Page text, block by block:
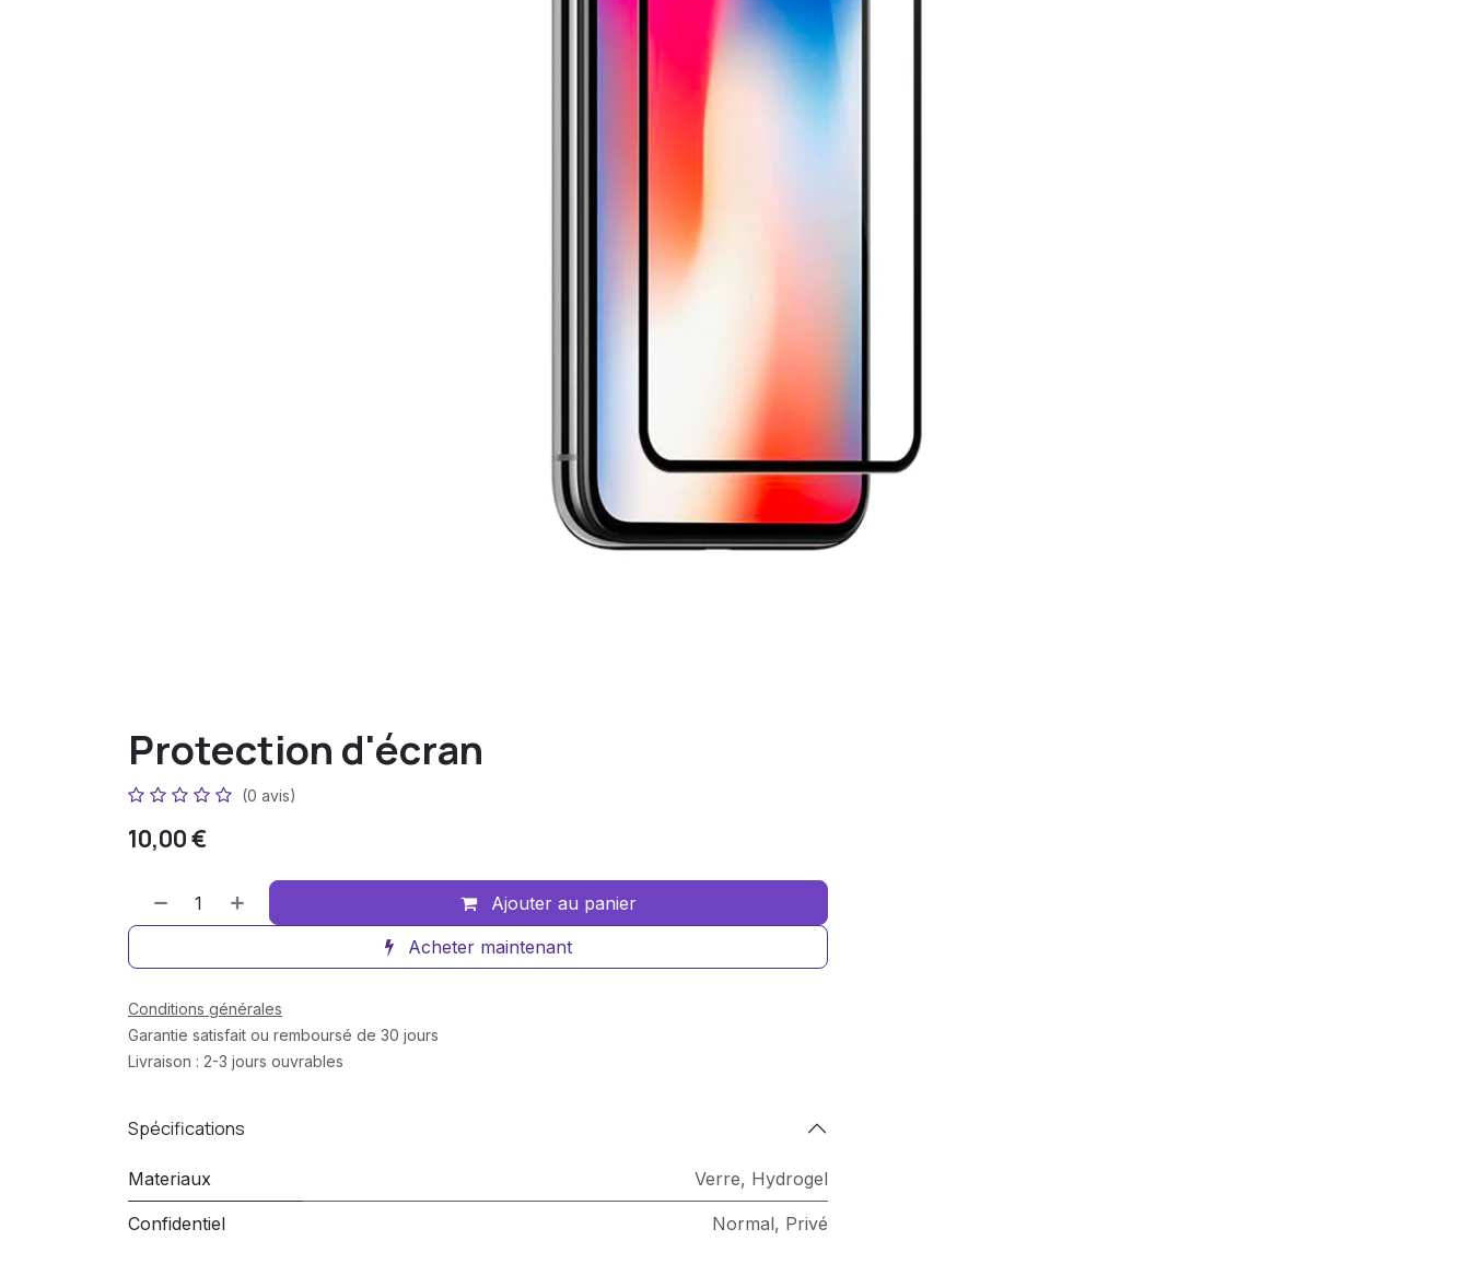
Protection d'écran
(0 avis)
10,00€
Ajouter au panier
Acheter maintenant
Conditions générales
Garantie satisfait ou remboursé de 30 jours
Livraison : 2-3 jours ouvrables
Spécifications
Materiaux Verre, Hydrogel
Confidentiel Normal, Privé